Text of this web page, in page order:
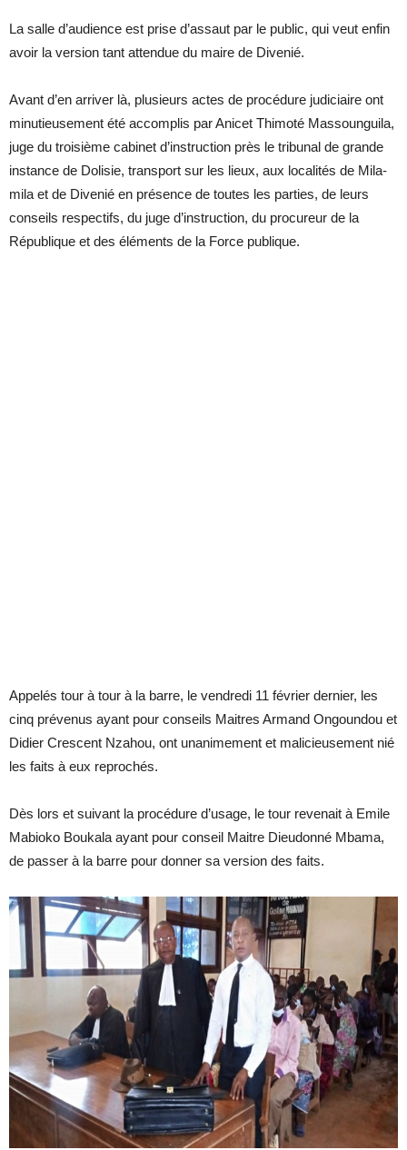
La salle d’audience est prise d’assaut par le public, qui veut enfin
avoir la version tant attendue du maire de Divenié.
Avant d’en arriver là, plusieurs actes de procédure judiciaire ont
minutieusement été accomplis par Anicet Thimoté Massounguila,
juge du troisième cabinet d’instruction près le tribunal de grande
instance de Dolisie, transport sur les lieux, aux localités de Mila-
mila et de Divenié en présence de toutes les parties, de leurs
conseils respectifs, du juge d’instruction, du procureur de la
République et des éléments de la Force publique.
Appelés tour à tour à la barre, le vendredi 11 février dernier, les
cinq prévenus ayant pour conseils Maitres Armand Ongoundou et
Didier Crescent Nzahou, ont unanimement et malicieusement nié
les faits à eux reprochés.
Dès lors et suivant la procédure d’usage, le tour revenait à Emile
Mabioko Boukala ayant pour conseil Maitre Dieudonné Mbama,
de passer à la barre pour donner sa version des faits.